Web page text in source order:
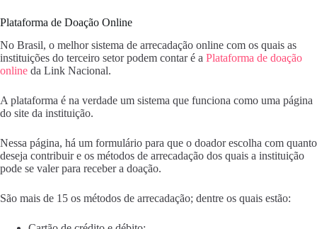
Plataforma de Doação Online
No Brasil, o melhor sistema de arrecadação online com os quais as
instituições do terceiro setor podem contar é a Plataforma de doação
online da Link Nacional.
A plataforma é na verdade um sistema que funciona como uma página
do site da instituição.
Nessa página, há um formulário para que o doador escolha com quanto
deseja contribuir e os métodos de arrecadação dos quais a instituição
pode se valer para receber a doação.
São mais de 15 os métodos de arrecadação; dentre os quais estão: